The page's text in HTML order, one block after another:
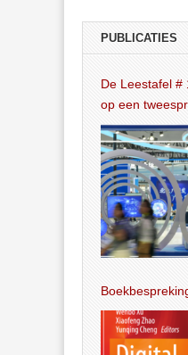
PUBLICATIES
De Leestafel # 108: AI
op een